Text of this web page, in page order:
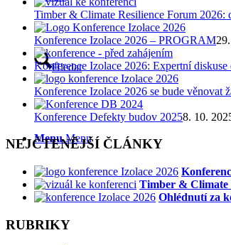
Hledat
Menu Menu
Timber & Climate Resilience Forum
Konference Izolace 2026 – PROGRAM
Konference Izolace 2026: Expertní
Konference Izolace 2026 se bude věnovat
Konference Defekty budov 20258. 10.
NEJČTENĚJŠÍ ČLÁNKY
Timber & Climate
Ohlédnutí za
RUBRIKY